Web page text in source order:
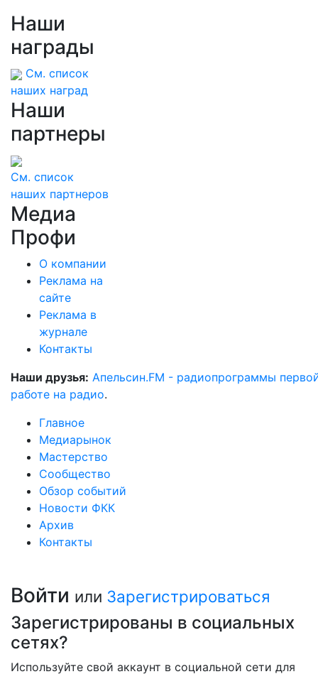
Наши
награды
См. список
наших наград
Наши
партнеры
См. список
наших партнеров
Медиа
Профи
О компании
Реклама на
сайте
Реклама в
журнале
Контакты
Наши друзья: Апельсин.FM - радиопрограммы
работе на радио.
Главное
Медиарынок
Мастерство
Сообщество
Обзор событий
Новости ФКК
Архив
Контакты
Войти или Зарегистрироваться
Зарегистрированы в социальных
сетях?
Используйте свой аккаунт в социальной сети для